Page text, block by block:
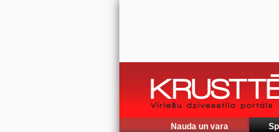
Nauda un vara